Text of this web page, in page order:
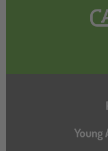
Young